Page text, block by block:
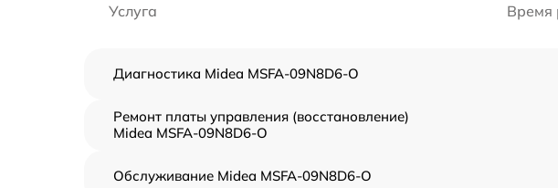
Услуга Время
Диагностика Midea MSFA-09N8D6-O
Ремонт платы управления (восстановление)
Midea MSFA-09N8D6-O
Обслуживание Midea MSFA-09N8D6-O